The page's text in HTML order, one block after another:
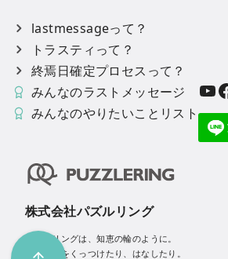
lastmessageって？
トラスティって？
終焉日確定プロセスって？
みんなのラストメッセージ
みんなのやりたいことリスト
YouTube Facebook
株式会社パズルリング
パズルリングは、知恵の輪のように。
人や技術をくっつけたり、はなしたり。